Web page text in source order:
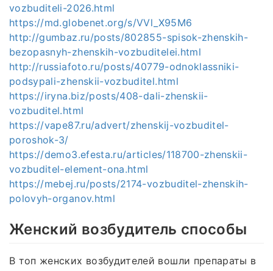
vozbuditeli-2026.html
https://md.globenet.org/s/VVl_X95M6
http://gumbaz.ru/posts/802855-spisok-zhenskih-
bezopasnyh-zhenskih-vozbuditelei.html
http://russiafoto.ru/posts/40779-odnoklassniki-
podsypali-zhenskii-vozbuditel.html
https://iryna.biz/posts/408-dali-zhenskii-
vozbuditel.html
https://vape87.ru/advert/zhenskij-vozbuditel-
poroshok-3/
https://demo3.efesta.ru/articles/118700-zhenskii-
vozbuditel-element-ona.html
https://mebej.ru/posts/2174-vozbuditel-zhenskih-
polovyh-organov.html
Женский возбудитель способы
В топ женских возбудителей вошли препараты в